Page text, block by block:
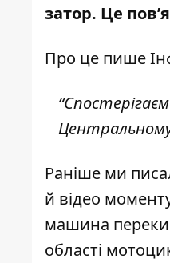
затор. Це
Про це пише
Раніше ми
й відео
машина
області